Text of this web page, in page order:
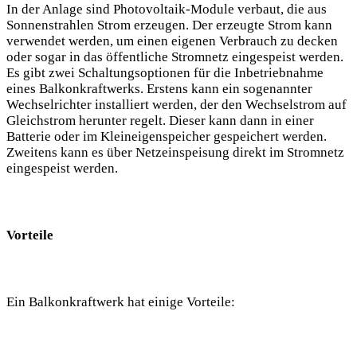
In der Anlage sind Photovoltaik-Module verbaut, die aus
Sonnenstrahlen Strom erzeugen. Der erzeugte Strom kann
verwendet werden, um einen eigenen Verbrauch zu decken
oder sogar in das öffentliche Stromnetz eingespeist werden.
Es gibt zwei Schaltungsoptionen für die Inbetriebnahme
eines Balkonkraftwerks. Erstens kann ein sogenannter
Wechselrichter installiert werden, der den Wechselstrom auf
Gleichstrom herunter regelt. Dieser kann dann in einer
Batterie oder im Kleineigenspeicher gespeichert werden.
Zweitens kann es über Netzeinspeisung direkt im Stromnetz
eingespeist werden.
Vorteile
Ein Balkonkraftwerk hat einige Vorteile: